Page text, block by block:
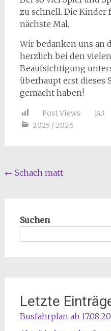
zu schnell. Die Kinder
nächste Mal.
Wir bedanken uns an
herzlich bei den
Beaufsichtigung
überhaupt erst dieses
gemacht haben!
Post Views:
143
2025 / 2026
Beitragsnavigation
← Schach matt
Suchen
Letzte
Busfahrplan ab